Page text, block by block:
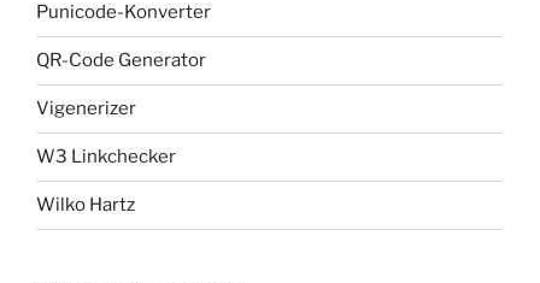
Punicode-Konverter
QR-Code Generator
Vigenerizer
W3 Linkchecker
Wilko Hartz